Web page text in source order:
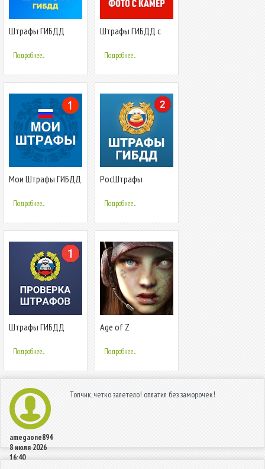
Штрафы ГИБДД
фото: проверка и
оплата
Подробнее...
Штрафы ГИБДД с
проверка и оплата
Подробнее...
Мои Штрафы ГИБДД
проверка и оплата
Подробнее...
РосШтрафы
фотографией
оплата онлайн
Подробнее...
Штрафы ГИБДД
проверка штрафов с
фото
Подробнее...
Age of Z
Подробнее...
amegaone894
8 июля 2026
16:40
Топчик, четко залетело! оплатил без заморочек!